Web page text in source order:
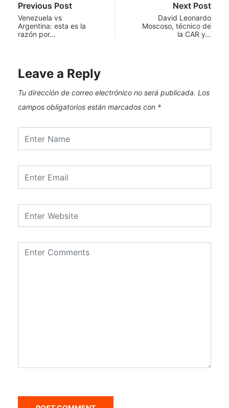
Previous Post
Venezuela vs
Argentina: esta es la
razón por…
Next Post
David Leonardo
Moscoso, técnico de
la CAR y…
Leave a Reply
Tu dirección de correo electrónico no será publicada. Los
campos obligatorios están marcados con *